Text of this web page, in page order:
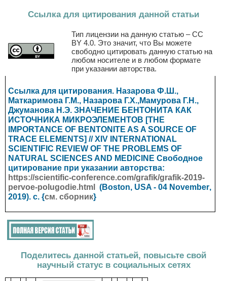
Ссылка для цитирования данной статьи
Тип лицензии на данную статью – CC
BY 4.0. Это значит, что Вы можете
свободно цитировать данную статью на
любом носителе и в любом формате
при указании авторства.
Ссылка для цитирования. Назарова Ф.Ш.,
Маткаримова Г.М., Назарова Г.Х.,Мамурова Г.Н.,
Джуманова Н.Э. ЗНАЧЕНИЕ БЕНТОНИТА КАК
ИСТОЧНИКА МИКРОЭЛЕМЕНТОВ [THE
IMPORTANCE OF BENTONITE AS A SOURCE OF
TRACE ELEMENTS] // XIV INTERNATIONAL
SCIENTIFIC REVIEW OF THE PROBLEMS OF
NATURAL SCIENCES AND MEDICINE Свободное
цитирование при указании авторства:
https://scientific-conference.com/grafik/grafik-2019-
pervoe-polugodie.html
(Boston, USA - 04 November,
2019). с. {см. сборник}
Поделитесь данной статьей, повысьте свой
научный статус в социальных сетях